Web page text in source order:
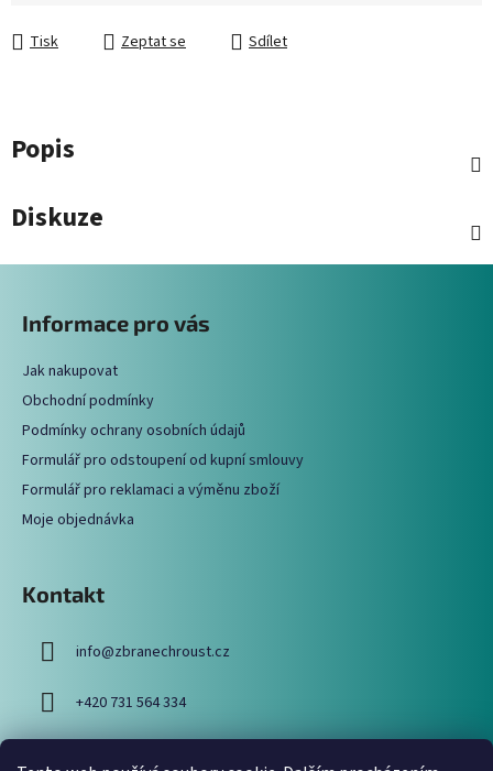
Tisk Zeptat se Sdílet
Popis
Diskuze
Informace pro vás
Jak nakupovat
Obchodní podmínky
Podmínky ochrany osobních údajů
Formulář pro odstoupení od kupní smlouvy
Formulář pro reklamaci a výměnu zboží
Moje objednávka
Kontakt
info@zbranechroust.cz
+420 731 564 334